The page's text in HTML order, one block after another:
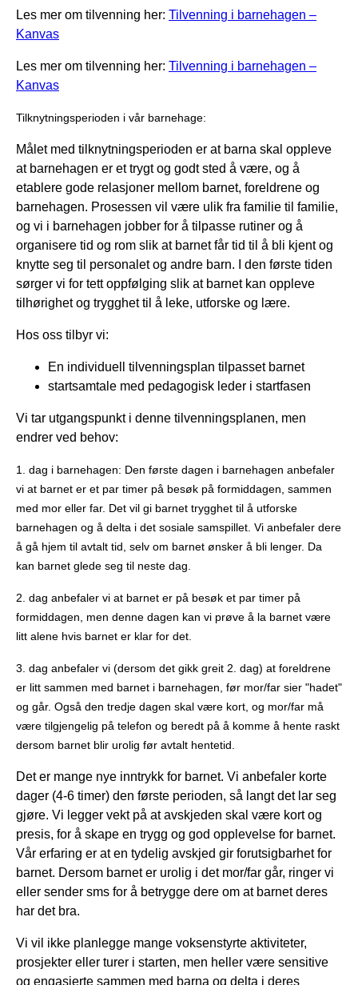
Les mer om tilvenning her: Tilvenning i barnehagen –
Kanvas
Les mer om tilvenning her: Tilvenning i barnehagen –
Kanvas
Tilknytningsperioden i vår barnehage:
Målet med tilknytningsperioden er at barna skal oppleve
at barnehagen er et trygt og godt sted å være, og å
etablere gode relasjoner mellom barnet, foreldrene og
barnehagen. Prosessen vil være ulik fra familie til familie,
og vi i barnehagen jobber for å tilpasse rutiner og å
organisere tid og rom slik at barnet får tid til å bli kjent og
knytte seg til personalet og andre barn. I den første tiden
sørger vi for tett oppfølging slik at barnet kan oppleve
tilhørighet og trygghet til å leke, utforske og lære.
Hos oss tilbyr vi:
En individuell tilvenningsplan tilpasset barnet
startsamtale med pedagogisk leder i startfasen
Vi tar utgangspunkt i denne tilvenningsplanen, men
endrer ved behov:
1. dag i barnehagen: Den første dagen i barnehagen anbefaler
vi at barnet er et par timer på besøk på formiddagen, sammen
med mor eller far. Det vil gi barnet trygghet til å utforske
barnehagen og å delta i det sosiale samspillet. Vi anbefaler dere
å gå hjem til avtalt tid, selv om barnet ønsker å bli lenger. Da
kan barnet glede seg til neste dag.
2. dag anbefaler vi at barnet er på besøk et par timer på
formiddagen, men denne dagen kan vi prøve å la barnet være
litt alene hvis barnet er klar for det.
3. dag anbefaler vi (dersom det gikk greit 2. dag) at foreldrene
er litt sammen med barnet i barnehagen, før mor/far sier "hadet"
og går. Også den tredje dagen skal være kort, og mor/far må
være tilgjengelig på telefon og beredt på å komme å hente raskt
dersom barnet blir urolig før avtalt hentetid.
Det er mange nye inntrykk for barnet. Vi anbefaler korte
dager (4-6 timer) den første perioden, så langt det lar seg
gjøre. Vi legger vekt på at avskjeden skal være kort og
presis, for å skape en trygg og god opplevelse for barnet.
Vår erfaring er at en tydelig avskjed gir forutsigbarhet for
barnet. Dersom barnet er urolig i det mor/far går, ringer vi
eller sender sms for å betrygge dere om at barnet deres
har det bra.
Vi vil ikke planlegge mange voksenstyrte aktiviteter,
prosjekter eller turer i starten, men heller være sensitive
og engasjerte sammen med barna og delta i deres